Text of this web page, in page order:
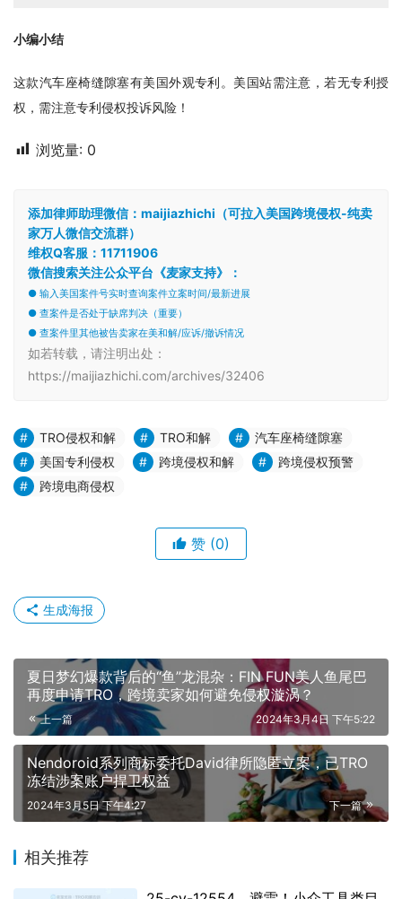
小编小结
这款汽车座椅缝隙塞有美国外观专利。美国站需注意，若无专利授
权，需注意专利侵权投诉风险！
浏览量: 0
添加律师助理微信：maijiazhichi（可拉入美国跨境侵权-纯卖
家万人微信交流群）
维权Q客服：11711906
微信搜索关注公众平台《麦家支持》：
● 输入美国案件号实时查询案件立案时间/最新进展
● 查案件是否处于缺席判决（重要）
● 查案件里其他被告卖家在美和解/应诉/撤诉情况
如若转载，请注明出处：
https://maijiazhichi.com/archives/32406
TRO侵权和解 TRO和解
汽车座椅缝隙塞
美国专利侵权
跨境侵权和解
跨境侵权预警
跨境电商侵权
赞 (0)
生成海报
夏日梦幻爆款背后的“鱼”龙混杂：FIN FUN美人鱼尾巴
再度申请TRO，跨境卖家如何避免侵权漩涡？
上一篇 2024年3月4日 下午5:22
Nendoroid系列商标委托David律所隐匿立案，已TRO
冻结涉案账户捍卫权益
下一篇
2024年3月5日 下午4:27
相关推荐